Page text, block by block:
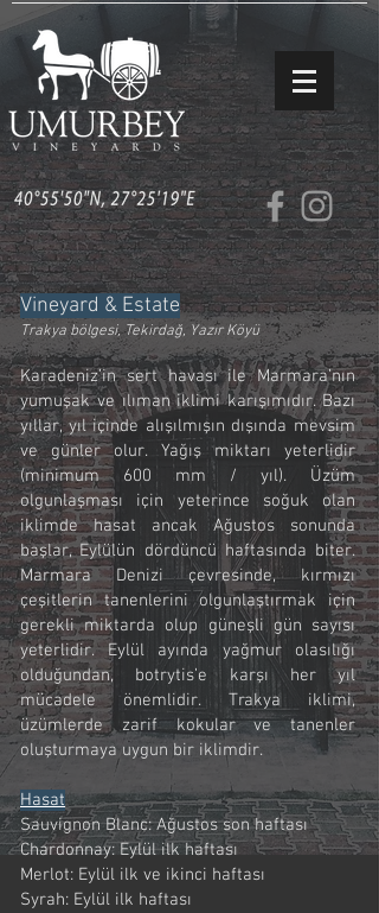
Vineyard & Estate
Trakya bölgesi, Tekirdağ, Yazır Köyü
Karadeniz’in sert havası ile Marmara’nın
yumuşak ve ılıman iklimi karışımıdır. Bazı
yıllar, yıl içinde alışılmışın dışında mevsim
ve günler olur. Yağış miktarı yeterlidir
(minimum 600 mm / yıl). Üzüm
olgunlaşması için yeterince soğuk olan
iklimde hasat ancak Ağustos sonunda
başlar, Eylülün dördüncü haftasında biter.
Marmara Denizi çevresinde, kırmızı
çeşitlerin tanenlerini olgunlaştırmak için
gerekli miktarda olup güneşli gün sayısı
yeterlidir. Eylül ayında yağmur olasılığı
olduğundan, botrytis’e karşı her yıl
mücadele önemlidir. Trakya iklimi,
üzümlerde zarif kokular ve tanenler
oluşturmaya uygun bir iklimdir.
Hasat
Sauvignon Blanc: Ağustos son haftası
Chardonnay: Eylül ilk haftası
Merlot: Eylül ilk ve ikinci haftası
Syrah: Eylül ilk haftası